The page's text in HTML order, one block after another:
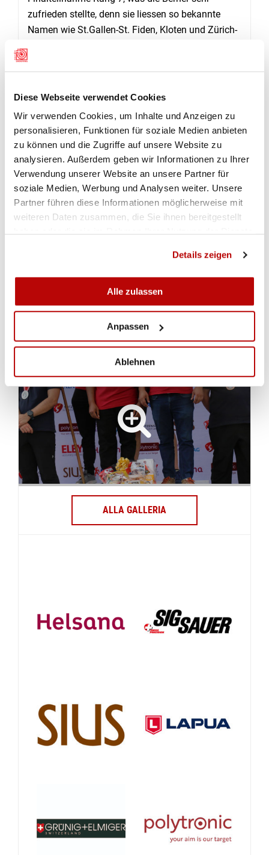
Diese Webseite verwendet Cookies
Wir verwenden Cookies, um Inhalte und Anzeigen zu
personalisieren, Funktionen für soziale Medien anbieten
zu können und die Zugriffe auf unsere Website zu
analysieren. Außerdem geben wir Informationen zu Ihrer
Verwendung unserer Website an unsere Partner für
soziale Medien, Werbung und Analysen weiter. Unsere
Partner führen diese Informationen möglicherweise mit
weiteren Daten zusammen, die Sie ihnen bereitgestellt
Details zeigen
Alle zulassen
Anpassen
Ablehnen
zufrieden stellte, denn sie liessen so bekannte
Namen wie St.Gallen-St. Fiden, Kloten und Zürich-
Halbfinal aus. Dieses Schicksal war auch beiden
Gruppe aus dem Kanton Obwalden durfte
antreten, weil mit Teufen AR sowie Schmitten-
Flamatt und Bulle aus dem Kanton Freiburg gleich
drei Teams ihre Finalteilnahme absagten.
(Andreas Tschopp)
FINAL SGM P25M
Finalrangliste SGM P25m
ALLA GALLERIA